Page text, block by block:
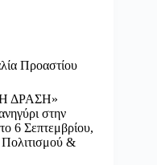
Προαστίου
ΔΡΑΣΗ»
στην
6 Σεπτεμβρίου,
Πολιτισμού &